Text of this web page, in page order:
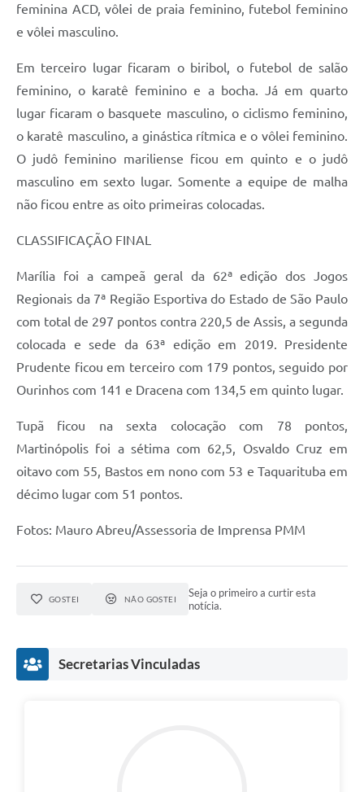
feminina ACD, vôlei de praia feminino, futebol feminino
e vôlei masculino.
Em terceiro lugar ficaram o biribol, o futebol de salão
feminino, o karatê feminino e a bocha. Já em quarto
lugar ficaram o basquete masculino, o ciclismo feminino,
o karatê masculino, a ginástica rítmica e o vôlei feminino.
O judô feminino mariliense ficou em quinto e o judô
masculino em sexto lugar. Somente a equipe de malha
não ficou entre as oito primeiras colocadas.
CLASSIFICAÇÃO FINAL
Marília foi a campeã geral da 62ª edição dos Jogos
Regionais da 7ª Região Esportiva do Estado de São Paulo
com total de 297 pontos contra 220,5 de Assis, a segunda
colocada e sede da 63ª edição em 2019. Presidente
Prudente ficou em terceiro com 179 pontos, seguido por
Ourinhos com 141 e Dracena com 134,5 em quinto lugar.
Tupã ficou na sexta colocação com 78 pontos,
Martinópolis foi a sétima com 62,5, Osvaldo Cruz em
oitavo com 55, Bastos em nono com 53 e Taquarituba em
décimo lugar com 51 pontos.
Fotos: Mauro Abreu/Assessoria de Imprensa PMM
GOSTEI NÃO GOSTEI
Seja o primeiro a curtir esta
notícia.
Secretarias Vinculadas